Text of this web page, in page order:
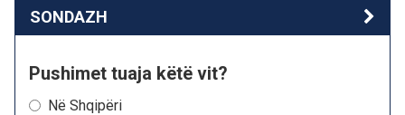
SONDAZH
Pushimet tuaja këtë vit?
Në Shqipëri